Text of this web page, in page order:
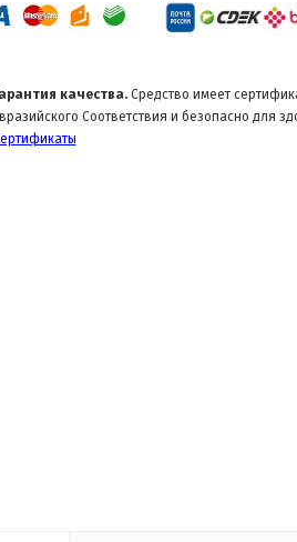
качества.Средство имеет
Соответствия и безопасно для